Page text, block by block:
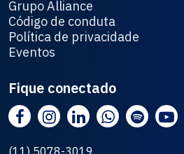
Grupo Alliance
Código de conduta
Política de privacidade
Eventos
Fique conectado
(11) 5078-3019